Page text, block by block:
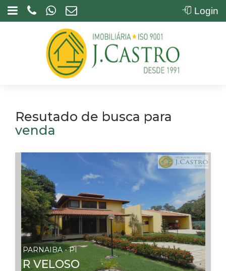
Login
Resutado de busca para
venda
PARNAIBA - PI
R VELOSO